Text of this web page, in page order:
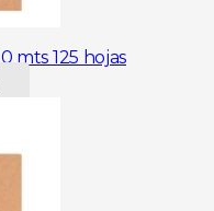
mts 125 hojas